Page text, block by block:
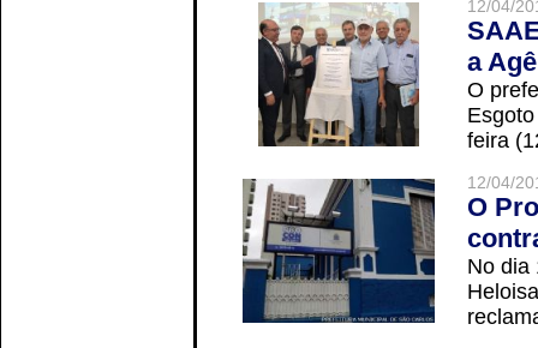
12/04/
a
O
feira
12/04/
O
No dia